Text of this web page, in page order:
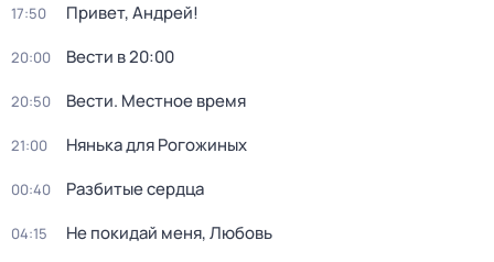
17:50 Привет, Андрей!
20:00 Вести в 20:00
20:50 Вести. Местное время
21:00 Нянька для Рогожиных
00:40 Разбитые сердца
04:15 Не покидай меня, Любовь